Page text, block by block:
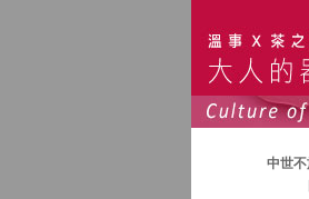
中世